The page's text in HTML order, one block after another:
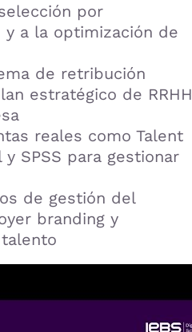
por
y a la optimización de
de retribución
estratégico de RRHH
reales como Talent
y SPSS para gestionar
de gestión del
branding y